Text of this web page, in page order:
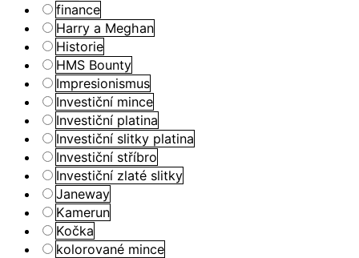
finance
Harry a Meghan
Historie
HMS Bounty
Impresionismus
Investiční mince
Investiční platina
Investiční slitky platina
Investiční stříbro
Investiční zlaté slitky
Janeway
Kamerun
Kočka
kolorované mince